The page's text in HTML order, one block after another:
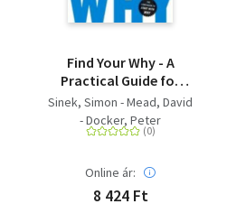
Find Your Why - A
Practical Guide for
Discovering Purpose
for You and Your Team
Sinek, Simon - Mead, David
- Docker, Peter
Online ár:
8 424 Ft